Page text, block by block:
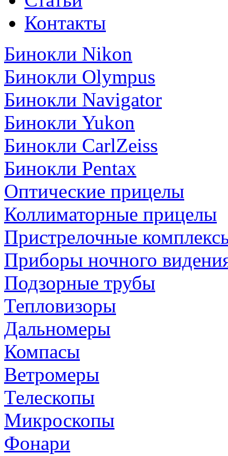
Контакты
Бинокли Nikon
Бинокли Olympus
Бинокли Navigator
Бинокли Yukon
Бинокли CarlZeiss
Бинокли Pentax
Оптические прицелы
Коллиматорные прицелы
Пристрелочные
Приборы ночного
Подзорные трубы
Тепловизоры
Дальномеры
Компасы
Ветромеры
Телескопы
Микроскопы
Фонари